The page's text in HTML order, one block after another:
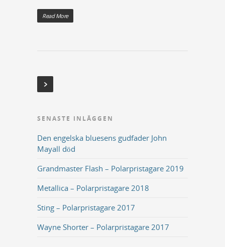
Read More
SENASTE INLÄGGEN
Den engelska bluesens gudfader John
Mayall död
Grandmaster Flash – Polarpristagare 2019
Metallica – Polarpristagare 2018
Sting – Polarpristagare 2017
Wayne Shorter – Polarpristagare 2017